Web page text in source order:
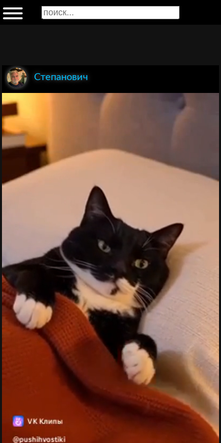
Степанович